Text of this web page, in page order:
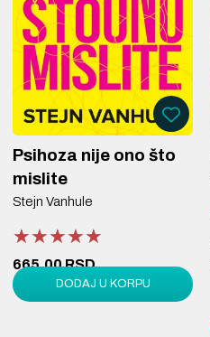
Psihoza nije ono što
mislite
Stejn Vanhule
★★★★★
★★★★★
★★★★★
665,00 RSD
950,00 RSDDODAJ U KORPU